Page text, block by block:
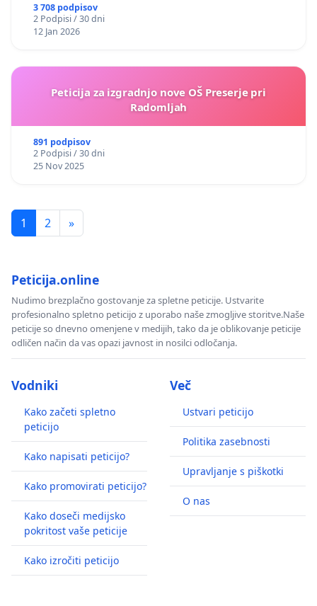
3 708 podpisov
2 Podpisi / 30 dni
12 Jan 2026
Peticija za izgradnjo nove OŠ Preserje pri
Radomljah
891 podpisov
2 Podpisi / 30 dni
25 Nov 2025
1 2 »
Peticija.online
Nudimo brezplačno gostovanje za spletne peticije. Ustvarite
profesionalno spletno peticijo z uporabo naše zmogljive storitve.Naše
peticije so dnevno omenjene v medijih, tako da je oblikovanje peticije
odličen način da vas opazi javnost in nosilci odločanja.
Vodniki
Kako začeti spletno
peticijo
Kako napisati peticijo?
Kako promovirati peticijo?
Kako doseči medijsko
pokritost vaše peticije
Kako izročiti peticijo
Več
Ustvari peticijo
Politika zasebnosti
Upravljanje s piškotki
O nas